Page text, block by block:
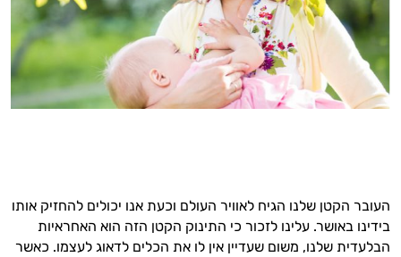
העובר הקטן שלנו הגיח לאוויר העולם וכעת אנו יכולים להחזיק אותו
בידינו באושר. עלינו לזכור כי התינוק הקטן הזה הוא האחראיות
הבלעדית שלנו, משום שעדיין אין לו את הכלים לדאוג לעצמו. כאשר